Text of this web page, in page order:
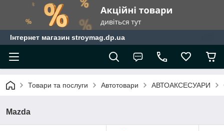
Інтернет магазин stroymag.dp.ua
Товари та послуги Автотовари АВТОАКСЕСУАРИ
Mazda